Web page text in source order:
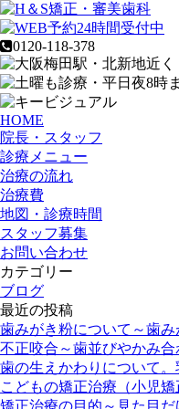
0120-118-378
HOME
院長・スタッフ
診療メニュー
治療の流れ
治療費
地図・診療時間
スタッフ募集
お問い合わせ
カテゴリー
ブログ
最近の投稿
歯みがき粉について～歯
不正咬合～歯並びやかみ
歯の生えかわりについて
こどもの矯正治療（小児
矯正治療の目的～見た目だ